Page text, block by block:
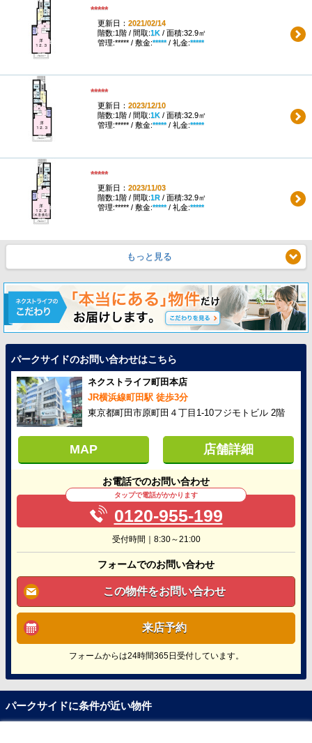
*****
更新日： 2021/02/14
階数:1階 / 間取:1K/ 面積:32.9㎡
管理:***** / 敷金:*****/ 礼金:*****
*****
更新日： 2023/12/10
階数:1階 / 間取:1K/ 面積:32.9㎡
管理:***** / 敷金:*****/ 礼金:*****
*****
更新日： 2023/11/03
階数:1階 / 間取:1R/ 面積:32.9㎡
管理:***** / 敷金:*****/ 礼金:*****
もっと見る
パークサイドのお問い合わせはこちら
ネクストライフ町田本店
JR横浜線町田駅 徒歩3分
東京都町田市原町田４丁目1-10フジモトビル 2階
MAP 店舗詳細
お電話でのお問い合わせ
タップで電話がかかります
0120-955-199
受付時間｜8:30～21:00
フォームでのお問い合わせ
この物件をお問い合わせ
来店予約
フォームからは24時間365日受付しています。
パークサイドに条件が近い物件